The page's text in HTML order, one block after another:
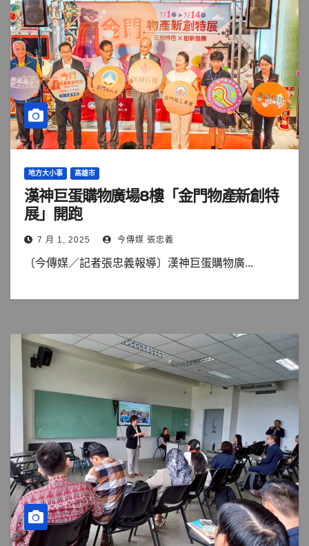
地方大小事 高雄市
漢神巨蛋購物廣場8樓「金門物產新創特
展」開跑
7 月 1, 2025 今傳媒 張忠義
〔今傳媒／記者張忠義報導〕漢神巨蛋購物廣...